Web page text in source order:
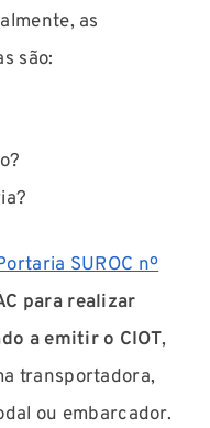
as
são:
SUROC nº
para realizar
a emitir o CIOT,
transportadora,
ou embarcador.